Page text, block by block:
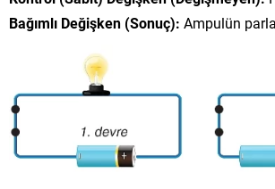
Bağımlı Değişken (Sonuç): Ampulün